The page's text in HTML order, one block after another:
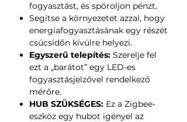
fogyasztást, és spóroljon pénzt.
Segítse a környezetet azzal, hogy
energiafogyasztásának egy részét
csúcsidőn kívülre helyezi.
Egyszerű telepítés: Szerelje fel
ezt a „barátot” egy LED-es
fogyasztásjelzővel rendelkező
mérőre.
HUB SZÜKSÉGES: Ez a Zigbee-
eszköz egy hubot igényel az